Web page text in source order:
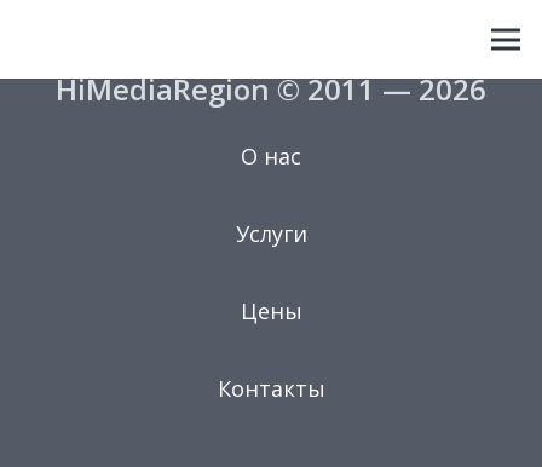
HiMediaRegion © 2011 — 2026
О нас
Услуги
Цены
Контакты